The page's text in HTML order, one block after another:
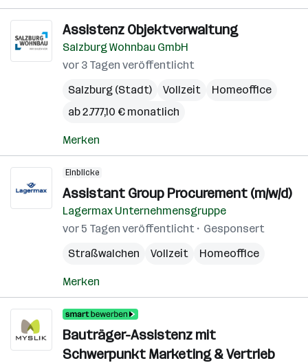
Assistenz Objektverwaltung
Salzburg Wohnbau GmbH
vor 3 Tagen veröffentlicht
Salzburg (Stadt)
Vollzeit
Homeoffice
ab 2.777,10 € monatlich
Merken
Einblicke
Assistant Group Procurement (m/w/d)
Lagermax Unternehmensgruppe
vor 5 Tagen veröffentlicht
Gesponsert
Straßwalchen
Vollzeit Homeoffice
Merken
Bauträger-Assistenz mit
Schwerpunkt Marketing & Vertrieb